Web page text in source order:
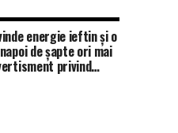
energie ieftin și o
de șapte ori mai
privind